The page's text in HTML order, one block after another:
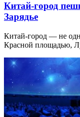
Китай-город
Зарядье
Китай-город — не
Красной площадью,